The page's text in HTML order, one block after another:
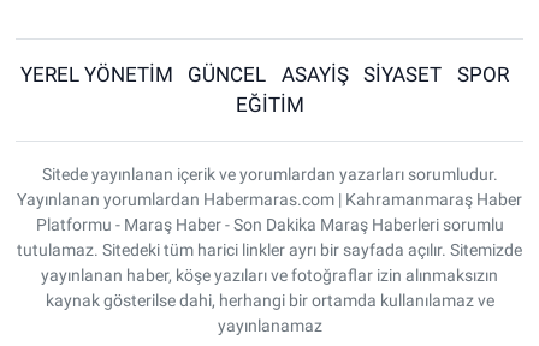
YEREL YÖNETİM GÜNCEL ASAYİŞ SİYASET
SPOR
EĞİTİM
Sitede yayınlanan içerik ve yorumlardan yazarları sorumludur.
Yayınlanan yorumlardan Habermaras.com | Kahramanmaraş Haber
Platformu - Maraş Haber - Son Dakika Maraş Haberleri sorumlu
tutulamaz. Sitedeki tüm harici linkler ayrı bir sayfada açılır. Sitemizde
yayınlanan haber, köşe yazıları ve fotoğraflar izin alınmaksızın
kaynak gösterilse dahi, herhangi bir ortamda kullanılamaz ve
yayınlanamaz